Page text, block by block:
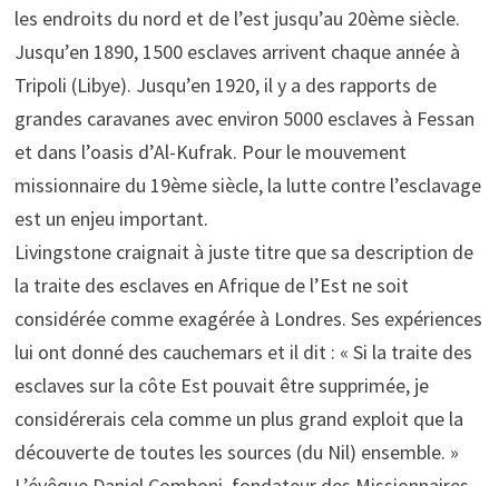
les endroits du nord et de l’est jusqu’au 20ème siècle.
Jusqu’en 1890, 1500 esclaves arrivent chaque année à
Tripoli (Libye). Jusqu’en 1920, il y a des rapports de
grandes caravanes avec environ 5000 esclaves à Fessan
et dans l’oasis d’Al-Kufrak. Pour le mouvement
missionnaire du 19ème siècle, la lutte contre l’esclavage
est un enjeu important.
Livingstone craignait à juste titre que sa description de
la traite des esclaves en Afrique de l’Est ne soit
considérée comme exagérée à Londres. Ses expériences
lui ont donné des cauchemars et il dit : « Si la traite des
esclaves sur la côte Est pouvait être supprimée, je
considérerais cela comme un plus grand exploit que la
découverte de toutes les sources (du Nil) ensemble. »